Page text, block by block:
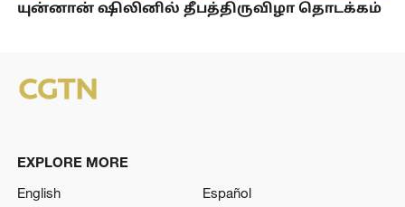
யுன்னான் ஷிலினில் தீபத்திருவிழா தொடக்கம்
EXPLORE MORE
English
Español